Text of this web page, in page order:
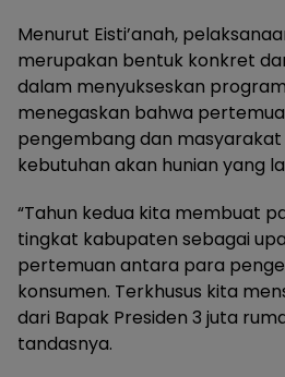
Menurut Eisti’anah,
merupakan bentuk konkret
dalam menyukseskan
menegaskan bahwa
pengembang dan
kebutuhan akan hunian yang
“Tahun kedua kita membuat
tingkat kabupaten sebagai
pertemuan antara para
konsumen. Terkhusus kita
dari Bapak Presiden 3 juta
tandasnya.